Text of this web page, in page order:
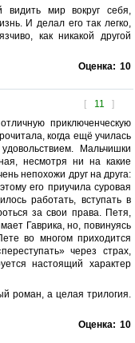
видить мир вокруг себя,
И делал его так легко,
как никакой другой
Оценка: 10
[ 11 ]
приключенческую
когда ещё училась
Мальчишки
несмотря ни на какие
непохожи друг на друга:
его приучила суровая
работать, вступать в
за свои права. Петя,
Гаврика, но, повинуясь
во многом приходится
через страх,
настоящий характер
роман, а целая трилогия.
Оценка: 10